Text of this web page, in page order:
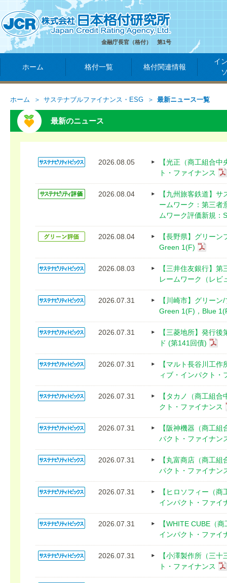
金融庁長官（格付） 第1号
ホーム 格付一覧 格付関連情報
イ
ホーム サステナブルファイナンス・ESG 最新ニュース一覧
最新のニュース
2026.08.05
【光正（商工組合
ト・ファイナンス
2026.08.04
【九州旅客鉄道】
ームワーク：第三者
ムワーク評価新規：
2026.08.04
【長野県】グリー
Green 1(F)
2026.08.03
【三井住友銀行】
レームワーク（レビ
2026.07.31
【川崎市】グリー
Green 1(F)，Blue
2026.07.31
【三菱地所】発行
ド (第141回債)
2026.07.31
【マルト長谷川工
ィブ・インパクト・
2026.07.31
【タカノ（商工組
クト・ファイナンス
2026.07.31
【阪神機器（商工
パクト・ファイナン
2026.07.31
【丸富商店（商工
パクト・ファイナン
2026.07.31
【ヒロソフィー（
インパクト・ファイ
2026.07.31
【WHITE CUBE（
インパクト・ファイ
2026.07.31
【小澤製作所（三
ト・ファイナンス